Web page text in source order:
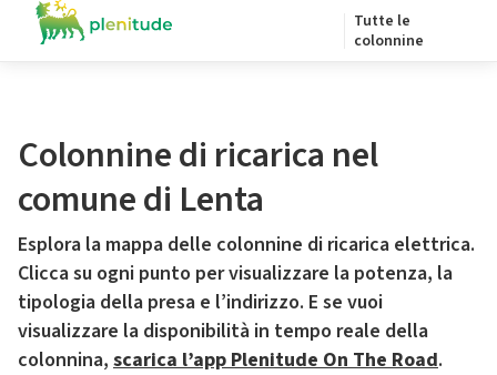
Tutte le
colonnine
Colonnine di ricarica nel
comune di Lenta
Esplora la mappa delle colonnine di ricarica elettrica.
Clicca su ogni punto per visualizzare la potenza, la
tipologia della presa e l’indirizzo. E se vuoi
visualizzare la disponibilità in tempo reale della
colonnina, scarica l’app Plenitude On The Road.